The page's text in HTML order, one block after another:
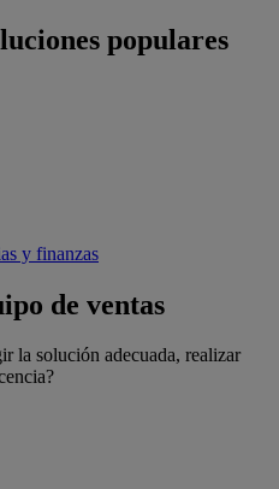
populares
y finanzas
de ventas
la solución adecuada, realizar